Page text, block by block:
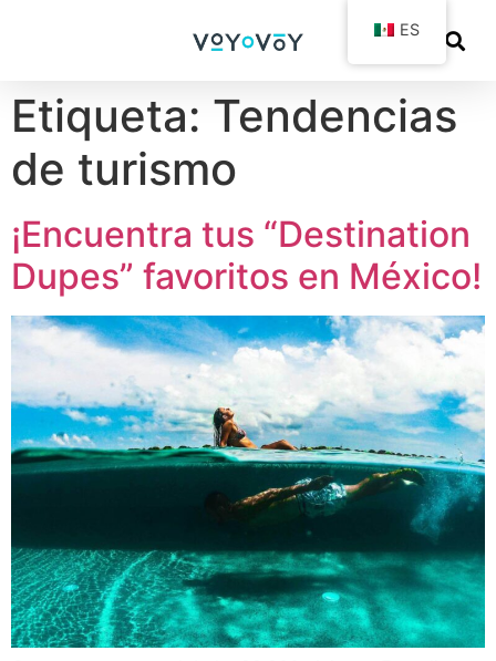
Etiqueta: Tendencias
de turismo
¡Encuentra tus “Destination
Dupes” favoritos en México!
ES